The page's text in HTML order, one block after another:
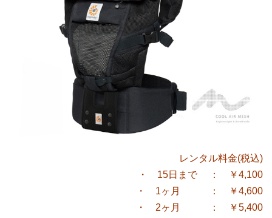
レンタル料金(税込)
・ 15日まで ： ￥4,100
・ 1ヶ月 ： ￥4,600
・ 2ヶ月 ： ￥5,400